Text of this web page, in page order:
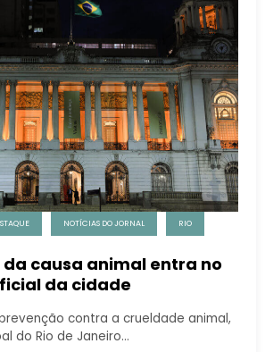
NOTÍCIAS DO JORNAL RIO
causa animal entra no
da cidade
contra a crueldade animal,
do Rio de Janeiro…